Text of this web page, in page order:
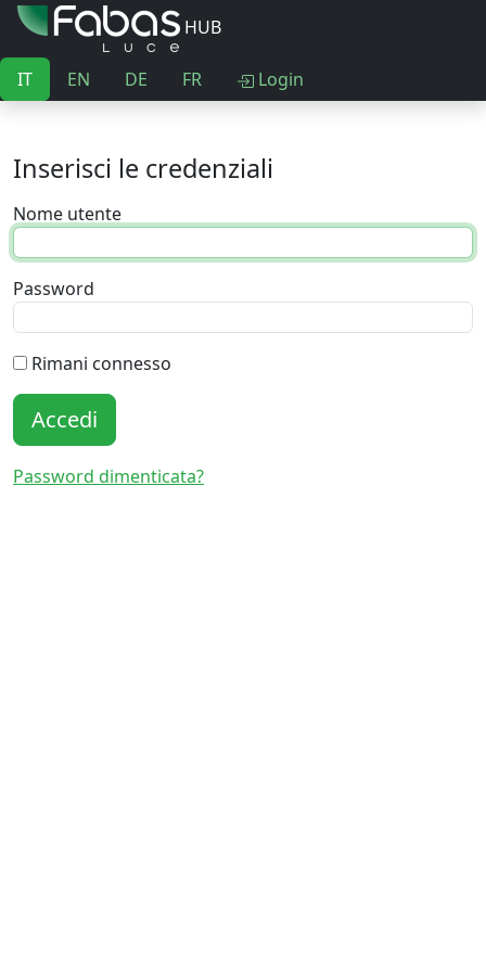
HUB
IT EN DE FR Login
Inserisci le credenziali
Nome utente
Password
Rimani connesso
Accedi
Password dimenticata?